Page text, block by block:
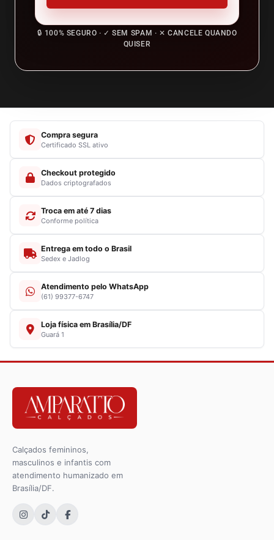
🔒 100% SEGURO · ✓ SEM SPAM · ✕ CANCELE QUANDO
QUISER
Compra segura
Certificado SSL ativo
Checkout protegido
Dados criptografados
Troca em até 7 dias
Conforme política
Entrega em todo o Brasil
Sedex e Jadlog
Atendimento pelo WhatsApp
(61) 99377-6747
Loja física em Brasília/DF
Guará 1
Calçados femininos,
masculinos e infantis com
atendimento humanizado em
Brasília/DF.